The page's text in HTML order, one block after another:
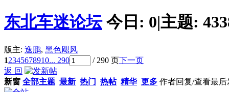
东北车迷论坛 今日: 0|主题:
版主: 逸鹏, 黑色飓风
12345678910... 290 / 290 页下一页
返 回
新窗 全部主题 最新 热门 热帖 精华 更多 作者回复/查看最后